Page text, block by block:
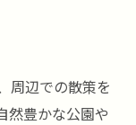
周辺での散策を
然豊かな公園や